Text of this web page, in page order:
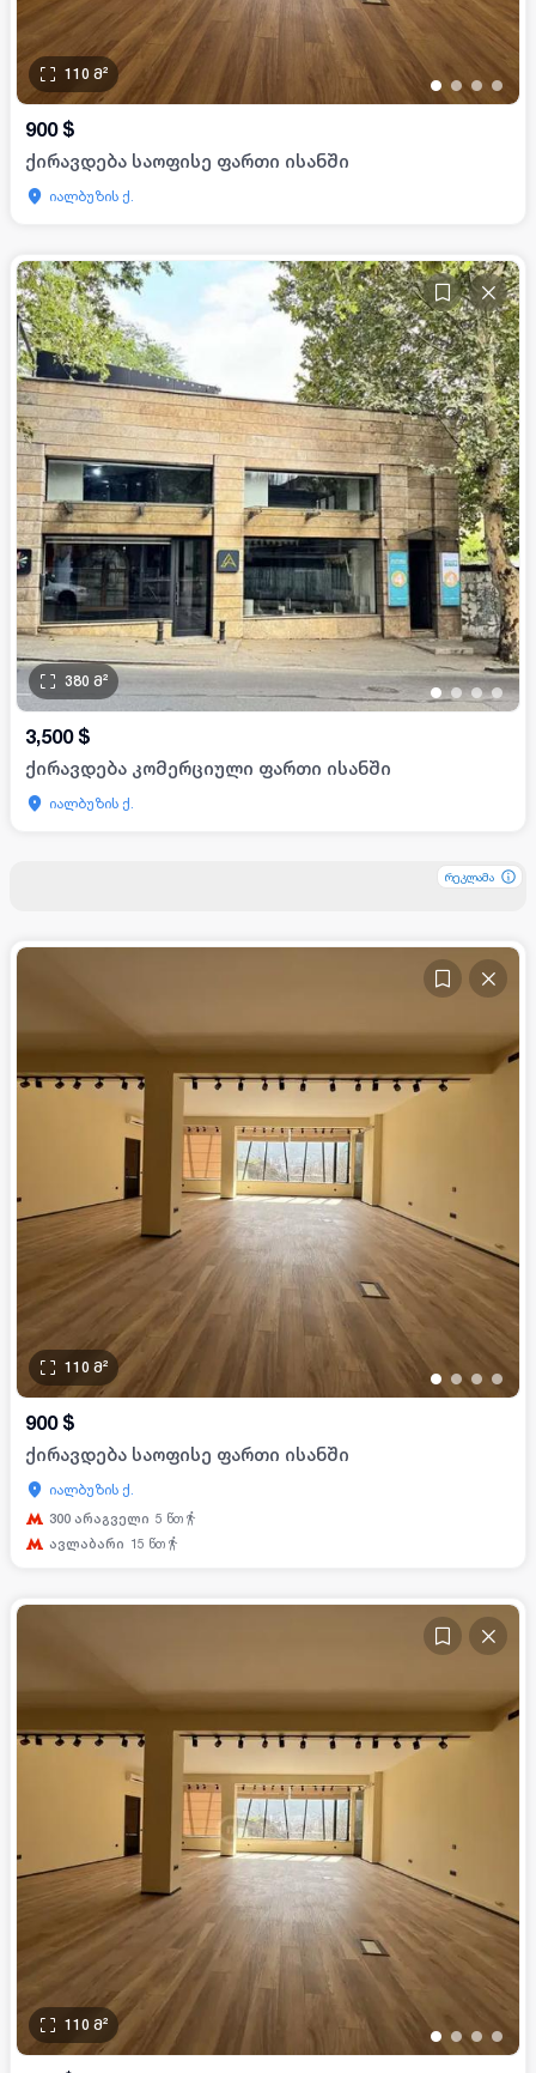
• • • •
110 მ²
900 $
ქირავდება საოფისე ფართი ისანში
იალბუზის ქ.
••••
380 მ²
3,500 $
ქირავდება კომერციული ფართი ისანში
იალბუზის ქ.
• • • •
110 მ²
900 $
ქირავდება საოფისე ფართი ისანში
იალბუზის ქ.
300 არაგველი 5 წთ
ავლაბარი 15 წთ
რეკლამა
რეკლამა
რეკლამა
• • • •
110 მ²